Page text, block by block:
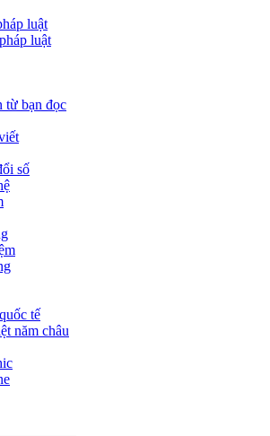
luật
luật
từ bạn đọc
số
tế
năm châu